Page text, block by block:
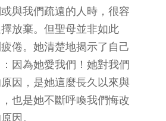
與我們疏遠的人時，很容
放棄。但聖母並非如此
倦。她清楚地揭示了自己
因為她愛我們！她對我們
因，是她這麼長久以來與
也是她不斷呼喚我們悔改
因。